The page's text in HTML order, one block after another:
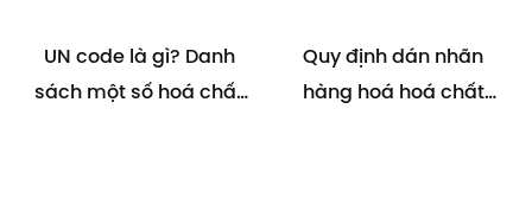
UN code là gì? Danh
sách một số hoá chất
Quy định dán nhãn
hàng hoá hoá chất